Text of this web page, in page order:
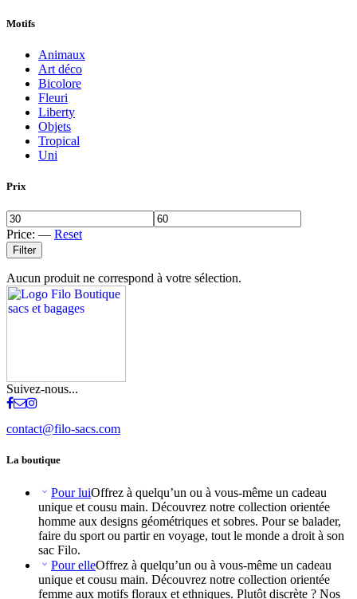
Motifs
Animaux
Art déco
Bicolore
Fleuri
Liberty
Objets
Tropical
Uni
Prix
Price: — Reset
Filter
Aucun produit ne correspond à votre sélection.
Suivez-nous...
contact@filo-sacs.com
La boutique
Pour luiOffrez à quelqu’un ou à vous-même un cadeau
unique et cousu main. Découvrez notre collection orientée
homme aux designs géométriques et sobres. Pour se balader,
faire du sport ou partir en voyage, tout le monde a droit à son
sac Filo.
Pour elleOffrez à quelqu’un ou à vous-même un cadeau
unique et cousu main. Découvrez notre collection orientée
femme aux motifs floraux et ethniques. Plutôt discrète ? Nos